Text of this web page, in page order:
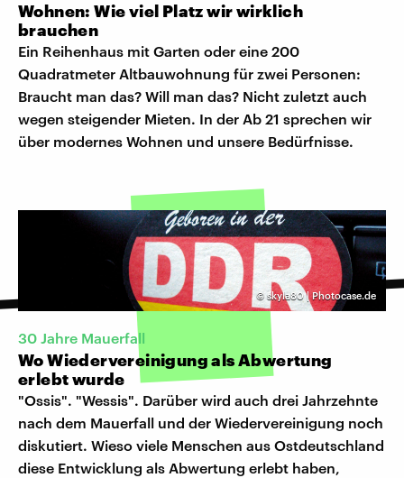
Wohnen: Wie viel Platz wir wirklich
brauchen
Ein Reihenhaus mit Garten oder eine 200
Quadratmeter Altbauwohnung für zwei Personen:
Braucht man das? Will man das? Nicht zuletzt auch
wegen steigender Mieten. In der Ab 21 sprechen wir
über modernes Wohnen und unsere Bedürfnisse.
© skyla80 | Photocase.de
30 Jahre Mauerfall
Wo Wiedervereinigung als Abwertung
erlebt wurde
"Ossis". "Wessis". Darüber wird auch drei Jahrzehnte
nach dem Mauerfall und der Wiedervereinigung noch
diskutiert. Wieso viele Menschen aus Ostdeutschland
diese Entwicklung als Abwertung erlebt haben,